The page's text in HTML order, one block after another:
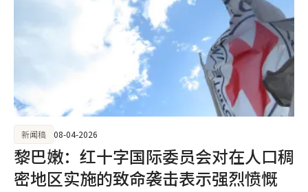
黎巴嫩：红十字国际委员会对在人口稠
密地区实施的致命袭击表示强烈愤慨
新闻稿 08-04-2026